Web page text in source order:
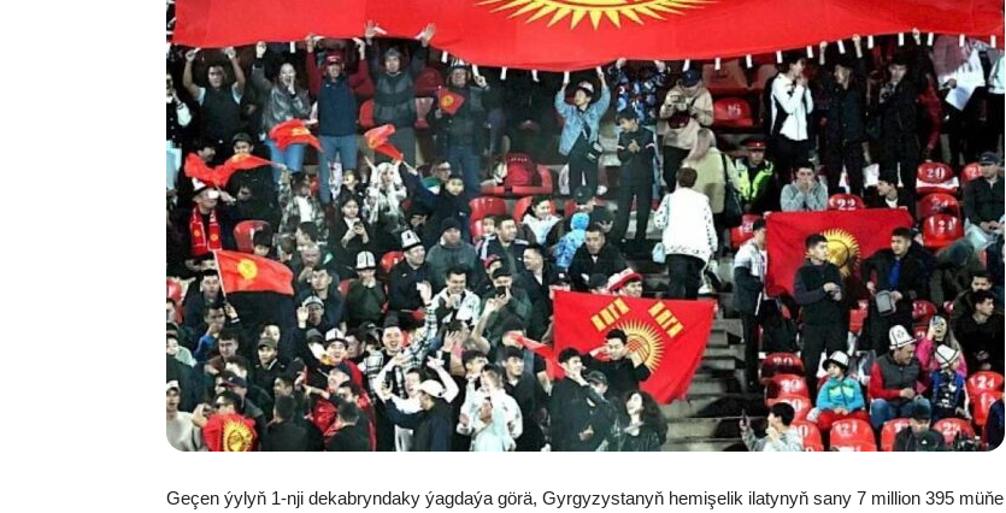
Geçen ýylyň 1-nji dekabryndaky ýagdaýa görä, Gyrgyzystanyň hemişelik ilatynyň sany 7 million 395 müňe